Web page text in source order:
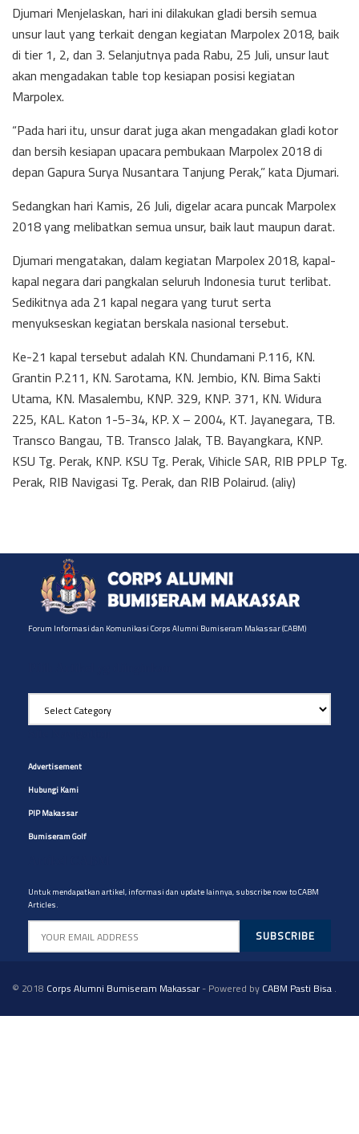
Djumari Menjelaskan, hari ini dilakukan gladi bersih semua
unsur laut yang terkait dengan kegiatan Marpolex 2018, baik
di tier 1, 2, dan 3. Selanjutnya pada Rabu, 25 Juli, unsur laut
akan mengadakan table top kesiapan posisi kegiatan
Marpolex.
“Pada hari itu, unsur darat juga akan mengadakan gladi kotor
dan bersih kesiapan upacara pembukaan Marpolex 2018 di
depan Gapura Surya Nusantara Tanjung Perak,” kata Djumari.
Sedangkan hari Kamis, 26 Juli, digelar acara puncak Marpolex
2018 yang melibatkan semua unsur, baik laut maupun darat.
Djumari mengatakan, dalam kegiatan Marpolex 2018, kapal-
kapal negara dari pangkalan seluruh Indonesia turut terlibat.
Sedikitnya ada 21 kapal negara yang turut serta
menyukseskan kegiatan berskala nasional tersebut.
Ke-21 kapal tersebut adalah KN. Chundamani P.116, KN.
Grantin P.211, KN. Sarotama, KN. Jembio, KN. Bima Sakti
Utama, KN. Masalembu, KNP. 329, KNP. 371, KN. Widura
225, KAL. Katon 1-5-34, KP. X – 2004, KT. Jayanegara, TB.
Transco Bangau, TB. Transco Jalak, TB. Bayangkara, KNP.
KSU Tg. Perak, KNP. KSU Tg. Perak, Vihicle SAR, RIB PPLP Tg.
Perak, RIB Navigasi Tg. Perak, dan RIB Polairud. (aliy)
Forum Informasi dan Komunikasi Corps Alumni Bumiseram Makassar (CABM)
Pilih
Artikel
yg
Advertisement
Hubungi Kami
PIP Makassar
Bumiseram Golf
Untuk mendapatkan artikel, informasi dan update lainnya, subscribe now to CABM
Articles.
© 2018 Corps Alumni Bumiseram Makassar- Powered byCABM Pasti Bisa.